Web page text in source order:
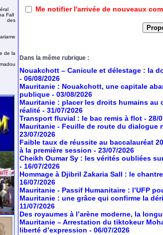
Fall
des
de la
Me notifier l'arrivée de nouveaux
Dans la même rubrique :
Nouakchott – Canicule et délestage : la
- 06/08/2026
Mauritanie : Nouakchott, une capitale
publique - 03/08/2026
Mauritanie : placer les droits humains
réalité - 31/07/2026
Transport fluvial : le bac remis à flot - 28/
Mauritanie - Feuille de route du dialogue
23/07/2026
Faible taux de réussite au baccalauréat
à la première session - 23/07/2026
Cheikh Oumar Sy : les vérités oubliées
- 16/07/2026
Hommage à Djibril Zakaria Sall : le
16/07/2026
Mauritanie - Passif Humanitaire : l’UFP
Mauritanie : une grâce qui confirme la
11/07/2026
Des royaumes à l’arène moderne, la
Mauritanie – Arrestation du tiktokeur
liberté d’expression - 06/07/2026